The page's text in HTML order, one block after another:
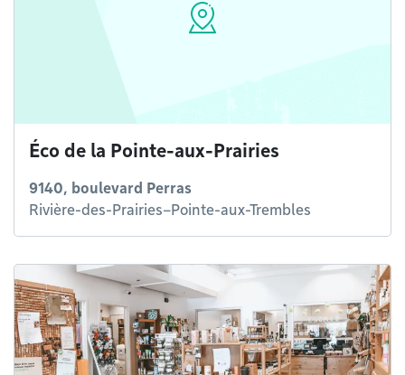
Éco de la Pointe-aux-Prairies
9140, boulevard Perras
Rivière-des-Prairies–Pointe-aux-Trembles